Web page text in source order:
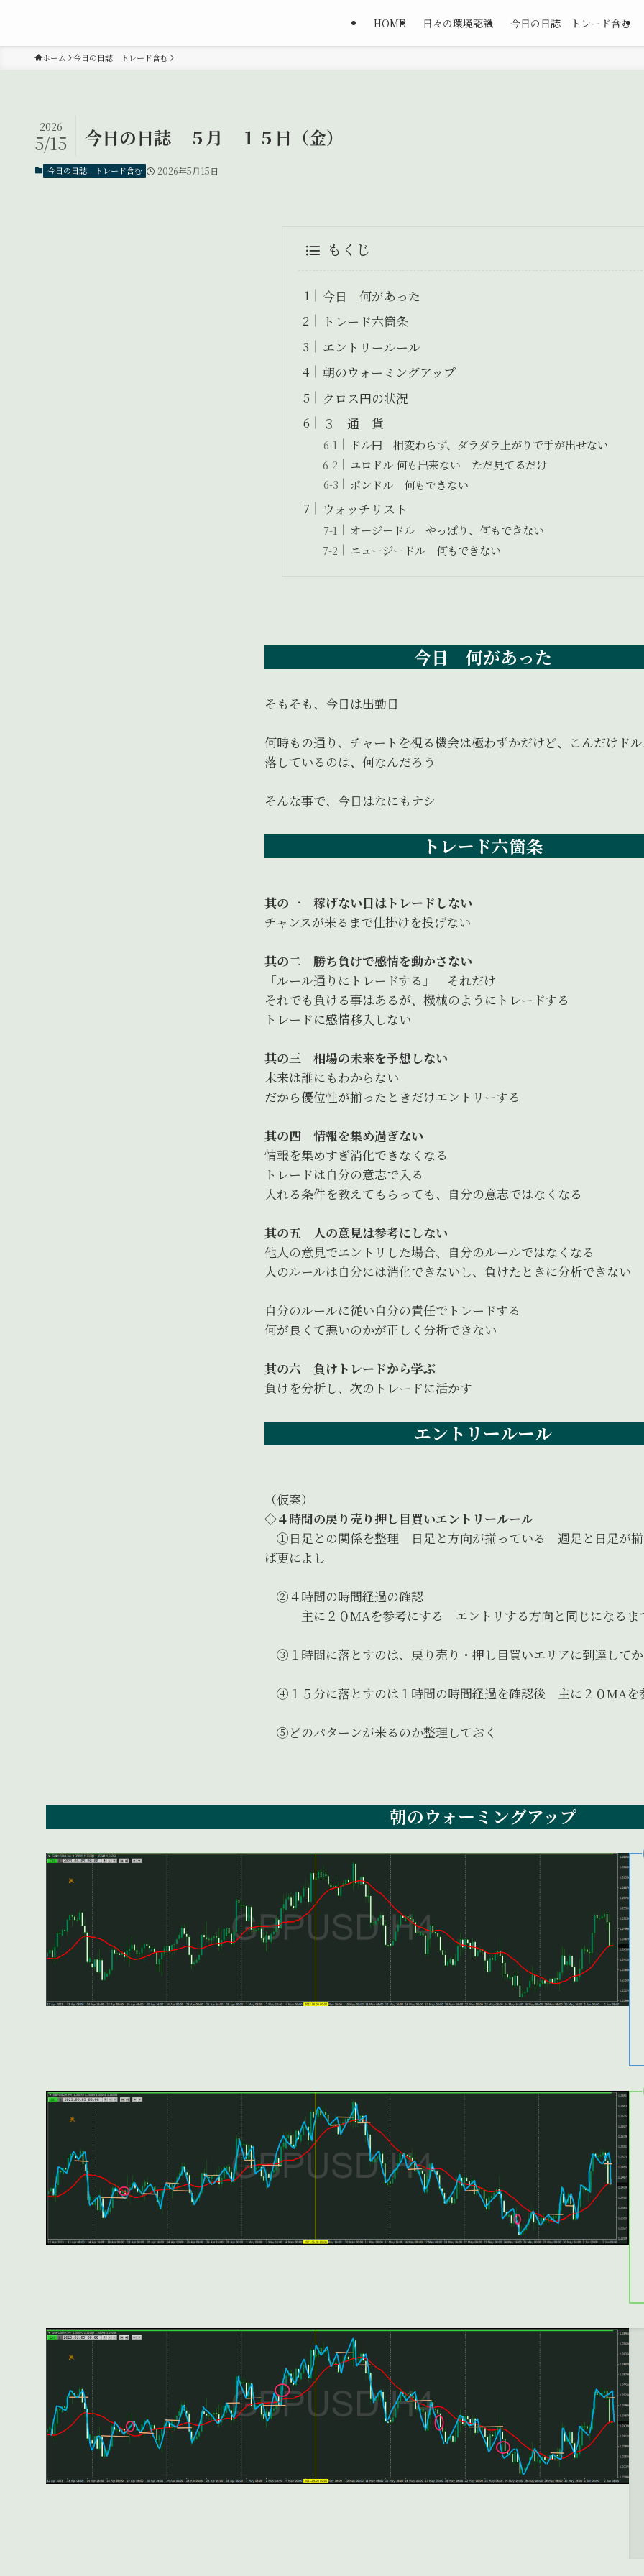
HOME 日々の環境認識 今日の日誌 トレード含む
ホーム 今日の日誌 トレード含む
今日の日誌 ５月 １５日（金）
2026
5/15
今日の日誌 トレード含む 2026年5月15日
もくじ
今日 何があった
トレード六箇条
エントリールール
朝のウォーミングアップ
クロス円の状況
３ 通 貨
ドル円 相変わらず、ダラダラ上がりで手が出せない
ユロドル 何も出来ない ただ見てるだけ
ポンドル 何もできない
ウォッチリスト
オージードル やっぱり、何もできない
ニュージードル 何もできない
今日 何があった
そもそも、今日は出勤日
何時もの通り、チャートを視る機会は極わずかだけど、こんだけド
落しているのは、何なんだろう
そんな事で、今日はなにもナシ
トレード六箇条
其の一 稼げない日はトレードしない
チャンスが来るまで仕掛けを投げない
其の二 勝ち負けで感情を動かさない
「ルール通りにトレードする」 それだけ
それでも負ける事はあるが、機械のようにトレードする
トレードに感情移入しない
其の三 相場の未来を予想しない
未来は誰にもわからない
だから優位性が揃ったときだけエントリーする
其の四 情報を集め過ぎない
情報を集めすぎ消化できなくなる
トレードは自分の意志で入る
入れる条件を教えてもらっても、自分の意志ではなくなる
其の五 人の意見は参考にしない
他人の意見でエントリした場合、自分のルールではなくなる
人のルールは自分には消化できないし、負けたときに分析できない
自分のルールに従い自分の責任でトレードする
何が良くて悪いのかが正しく分析できない
其の六 負けトレードから学ぶ
負けを分析し、次のトレードに活かす
エントリールール
（仮案）
◇４時間の戻り売り押し目買いエントリールール
①日足との関係を整理 日足と方向が揃っている 週足と日足が
ば更によし
②４時間の時間経過の確認
主に２０MAを参考にする エントリする方向と同じになるま
③１時間に落とすのは、戻り売り・押し目買いエリアに到達して
④１５分に落とすのは１時間の時間経過を確認後 主に２０MAを
⑤どのパターンが来るのか整理しておく
朝のウォーミングアップ